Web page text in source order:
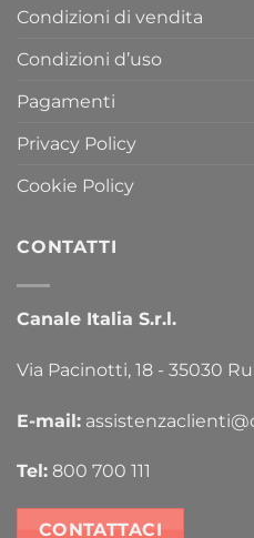
Condizioni di vendita
Condizioni d’uso
Pagamenti
Privacy Policy
Cookie Policy
CONTATTI
Canale Italia S.r.l.
Via Pacinotti, 18 - 35030
E-mail:
Tel: 800 700 111
CONTATTACI